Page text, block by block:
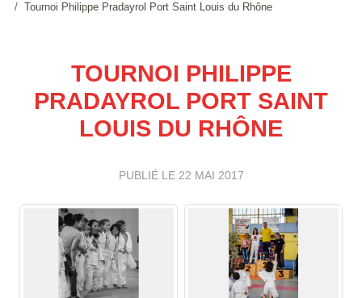
Tournoi Philippe Pradayrol Port Saint Louis du Rhône
TOURNOI PHILIPPE
PRADAYROL PORT SAINT
LOUIS DU RHÔNE
PUBLIÉ LE 22 MAI 2017